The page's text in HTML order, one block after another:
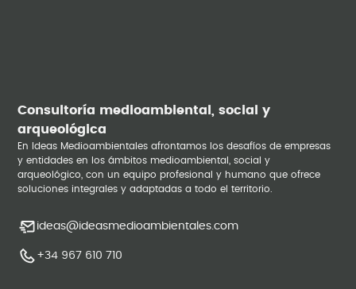
Consultoría medioambiental, social y
arqueológica
En Ideas Medioambientales afrontamos los desafíos de empresas
y entidades en los ámbitos medioambiental, social y
arqueológico, con un equipo profesional y humano que ofrece
soluciones integrales y adaptadas a todo el territorio.
ideas@ideasmedioambientales.com
+34 967 610 710